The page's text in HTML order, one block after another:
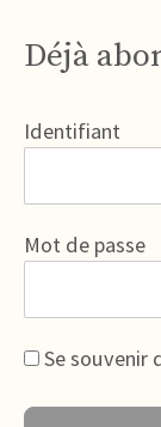
Déjà
Identifiant
Mot de passe
Se souvenir